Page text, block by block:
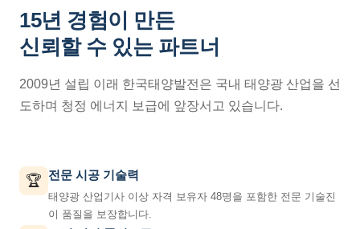
15년 경험이 만든
신뢰할 수 있는 파트너
2009년 설립 이래 한국태양발전은 국내 태양광 산업을 선
도하며 청정 에너지 보급에 앞장서고 있습니다.
🏆 전문 시공 기술력
태양광 산업기사 이상 자격 보유자 48명을 포함한 전문 기술진
이 품질을 보장합니다.